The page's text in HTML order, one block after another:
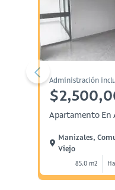
Administración
Apartamento En
Manizales,
Viejo
85.0 m2